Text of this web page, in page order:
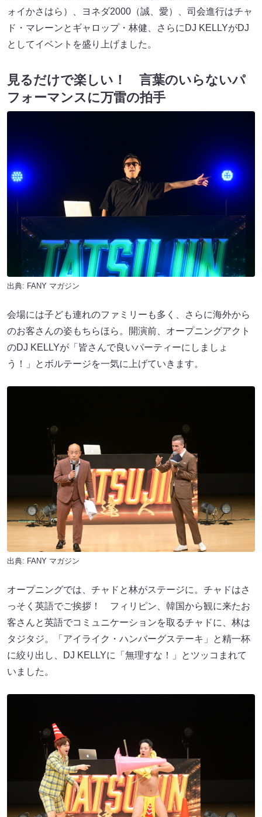
ォイかさはら）、ヨネダ2000（誠、愛）、司会進行はチャ
ド・マレーンとギャロップ・林健、さらにDJ KELLYがDJ
としてイベントを盛り上げました。
見るだけで楽しい！ 言葉のいらないパ
フォーマンスに万雷の拍手
出典: FANY マガジン
会場には子ども連れのファミリーも多く、さらに海外から
のお客さんの姿もちらほら。開演前、オープニングアクト
のDJ KELLYが「皆さんで良いパーティーにしましょ
う！」とボルテージを一気に上げていきます。
出典: FANY マガジン
オープニングでは、チャドと林がステージに。チャドはさ
っそく英語でご挨拶！ フィリピン、韓国から観に来たお
客さんと英語でコミュニケーションを取るチャドに、林は
タジタジ。「アイライク・ハンバーグステーキ」と精一杯
に絞り出し、DJ KELLYに「無理すな！」とツッコまれて
いました。